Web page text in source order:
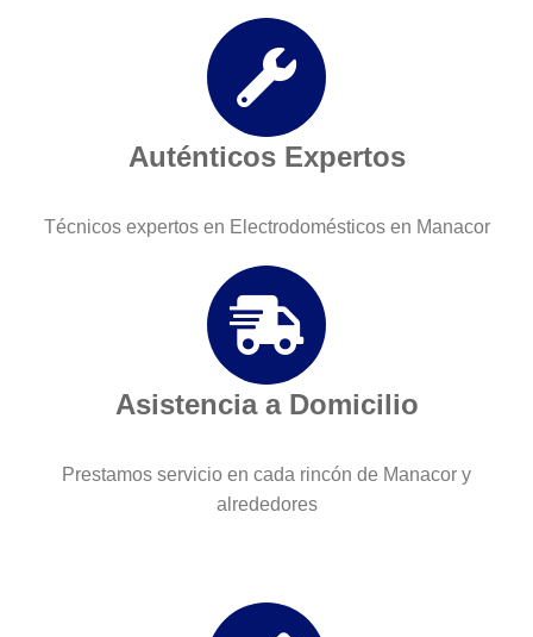
Auténticos Expertos
Técnicos expertos en Electrodomésticos en Manacor
Asistencia a Domicilio
Prestamos servicio en cada rincón de Manacor y
alrededores